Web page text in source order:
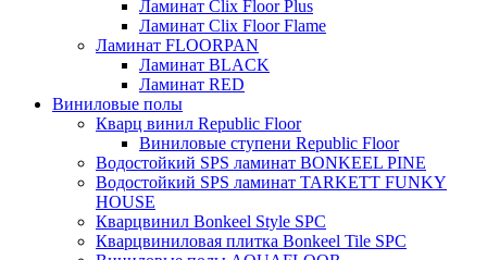
Ламинат Clix Floor Plus
Ламинат Clix Floor Flame
Ламинат FLOORPAN
Ламинат BLACK
Ламинат RED
Виниловые полы
Кварц винил Republic Floor
Виниловые ступени Republic Floor
Водостойкий SPS ламинат BONKEEL PINE
Водостойкий SPS ламинат TARKETT FUNKY
HOUSE
Кварцвинил Bonkeel Style SPC
Кварцвиниловая плитка Bonkeel Tile SPC